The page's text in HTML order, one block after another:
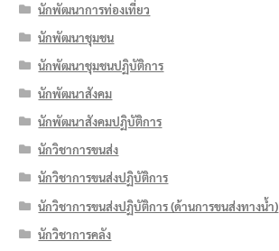
นักพัฒนาการท่องเที่ยว
นักพัฒนาชุมชน
นักพัฒนาชุมชนปฏิบัติการ
นักพัฒนาสังคม
นักพัฒนาสังคมปฏิบัติการ
นักวิชาการขนส่ง
นักวิชาการขนส่งปฏิบัติการ
นักวิชาการขนส่งปฏิบัติการ (ด้านการขนส่งทางน้ำ)
นักวิชาการคลัง